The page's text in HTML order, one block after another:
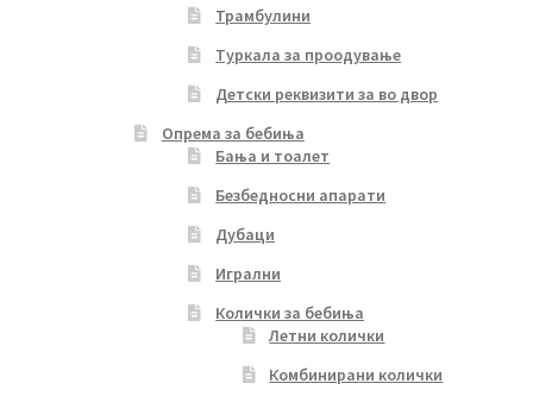
Трамбулини
Туркала за проодување
Детски реквизити за во двор
Опрема за бебиња
Бања и тоалет
Безбедносни апарати
Дубаци
Игрални
Колички за бебиња
Летни колички
Комбинирани колички